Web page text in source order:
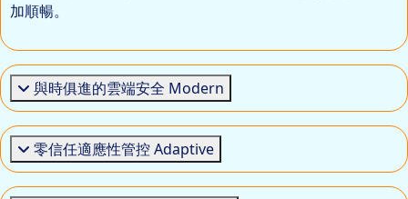
加順暢。
與時俱進的雲端安全 Modern
零信任適應性管控 Adaptive